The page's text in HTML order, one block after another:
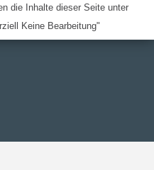
die Inhalte dieser Seite unter